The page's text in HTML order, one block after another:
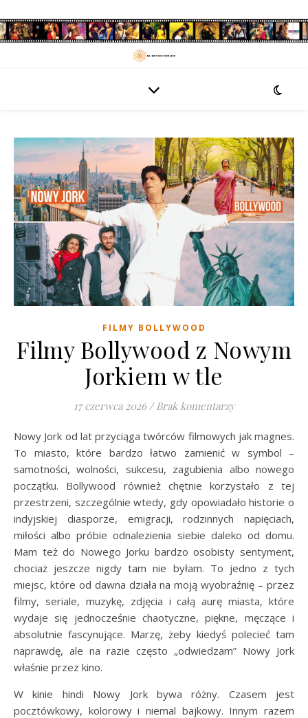
FILMY BOLLYWOOD
Filmy Bollywood z Nowym
Jorkiem w tle
17 czerwca 2026 / Brak komentarzy
Nowy Jork od lat przyciąga twórców filmowych jak magnes.
To miasto, które bardzo łatwo zamienić w symbol –
samotności, wolności, sukcesu, zagubienia albo nowego
początku. Bollywood również chętnie korzystało z tej
przestrzeni, szczególnie wtedy, gdy opowiadało historie o
indyjskiej diasporze, emigracji, rodzinnych napięciach,
miłości albo próbie odnalezienia siebie daleko od domu.
Mam też do Nowego Jorku bardzo osobisty sentyment,
chociaż jeszcze nigdy tam nie byłam. To jedno z tych
miejsc, które od dawna działa na moją wyobraźnię – przez
filmy, seriale, muzykę, zdjęcia i całą aurę miasta, które
wydaje się jednocześnie chaotyczne, piękne, męczące i
absolutnie fascynujące. Marzę, żeby kiedyś polecieć tam
naprawdę, ale na razie często „odwiedzam” Nowy Jork
właśnie przez kino.
W kinie hindi Nowy Jork bywa różny. Czasem jest
pocztówkowy, kolorowy i niemal bajkowy. Innym razem